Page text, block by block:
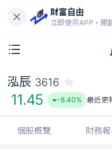
財富自由
立即使用APP，開
泓辰 3616
11.45 -8.40% 最近更
個股概覽 財務